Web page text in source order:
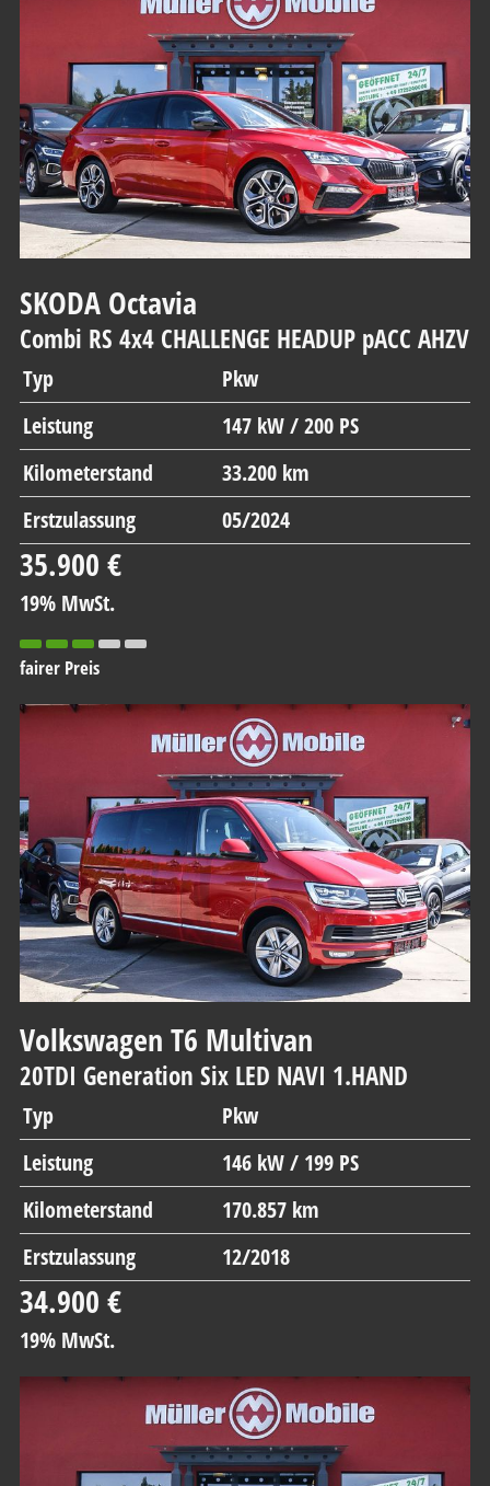
SKODA Octavia
Combi RS 4x4 CHALLENGE HEADUP pACC AHZV
Typ
Pkw
Leistung
147 kW / 200 PS
Kilometerstand
33.200 km
Erstzulassung
05/2024
35.900 €
19% MwSt.
fairer Preis
Volkswagen T6 Multivan
20TDI Generation Six LED NAVI 1.HAND
Typ
Pkw
Leistung
146 kW / 199 PS
Kilometerstand
170.857 km
Erstzulassung
12/2018
34.900 €
19% MwSt.